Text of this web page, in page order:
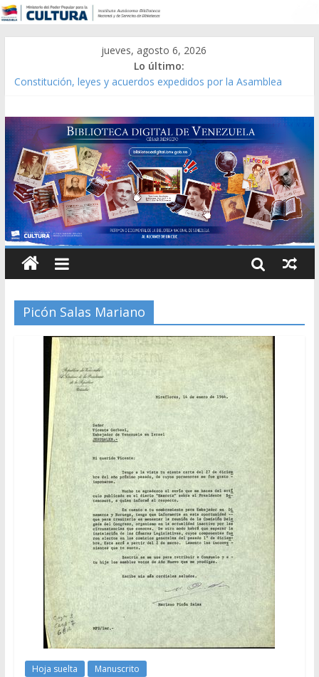
jueves, agosto 6, 2026
Lo último:
Constitución, leyes y acuerdos expedidos por la Asamblea
Modesta Bor Sánchez [material gráfico]
Gaceta Oficial de la República de Venezuela año CXXXIII Mes V,
Caracas 09 de marzo de 2006 N° 38.394
Catálogo temático de obras de Modesta Bor
Picón Salas Mariano
Hoja suelta Manuscrito